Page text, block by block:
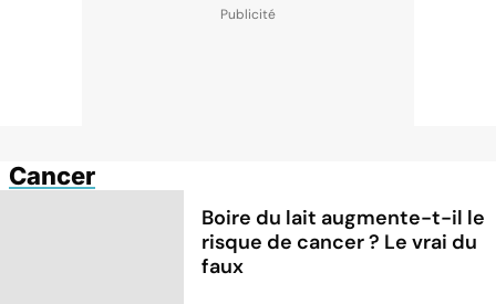
Cancer
Boire du lait augmente-t-il le
risque de cancer ? Le vrai du
faux